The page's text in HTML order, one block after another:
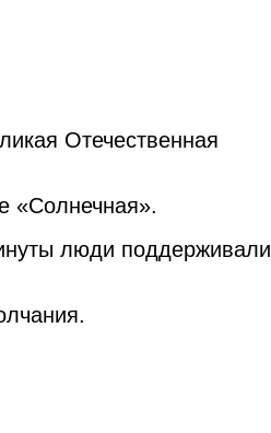
Отечественная
«Солнечная».
люди поддерживали